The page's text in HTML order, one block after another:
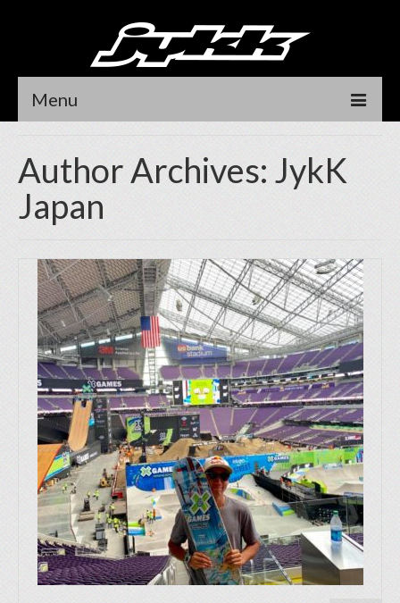
Menu
NEWS
RIDER
DEALER LOCATOR
CONTACT
DEALER LOGIN
オンラインストア
Author Archives: JykK
Japan